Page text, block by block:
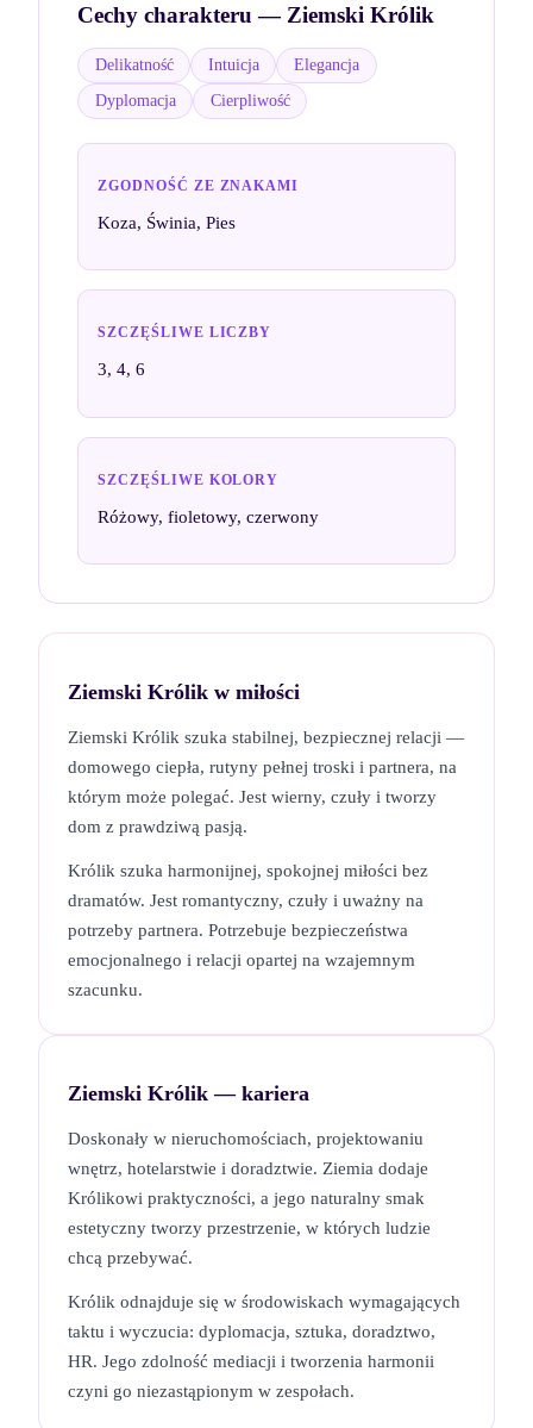
Cechy charakteru — Ziemski Królik
Delikatność Intuicja
Elegancja
Dyplomacja
Cierpliwość
ZGODNOŚĆ ZE ZNAKAMI
Koza, Świnia, Pies
SZCZĘŚLIWE LICZBY
3, 4, 6
SZCZĘŚLIWE KOLORY
Różowy, fioletowy, czerwony
Ziemski Królik w miłości
Ziemski Królik szuka stabilnej, bezpiecznej relacji —
domowego ciepła, rutyny pełnej troski i partnera, na
którym może polegać. Jest wierny, czuły i tworzy
dom z prawdziwą pasją.
Królik szuka harmonijnej, spokojnej miłości bez
dramatów. Jest romantyczny, czuły i uważny na
potrzeby partnera. Potrzebuje bezpieczeństwa
emocjonalnego i relacji opartej na wzajemnym
szacunku.
Ziemski Królik — kariera
Doskonały w nieruchomościach, projektowaniu
wnętrz, hotelarstwie i doradztwie. Ziemia dodaje
Królikowi praktyczności, a jego naturalny smak
estetyczny tworzy przestrzenie, w których ludzie
chcą przebywać.
Królik odnajduje się w środowiskach wymagających
taktu i wyczucia: dyplomacja, sztuka, doradztwo,
HR. Jego zdolność mediacji i tworzenia harmonii
czyni go niezastąpionym w zespołach.